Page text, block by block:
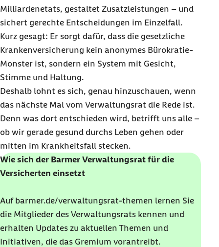
Milliardenetats, gestaltet Zusatzleistungen – und
sichert gerechte Entscheidungen im Einzelfall.
Kurz gesagt: Er sorgt dafür, dass die gesetzliche
Krankenversicherung kein anonymes Bürokratie-
Monster ist, sondern ein System mit Gesicht,
Stimme und Haltung.
Deshalb lohnt es sich, genau hinzuschauen, wenn
das nächste Mal vom Verwaltungsrat die Rede ist.
Denn was dort entschieden wird, betrifft uns alle –
ob wir gerade gesund durchs Leben gehen oder
mitten im Krankheitsfall stecken.
Wie sich der Barmer Verwaltungsrat für die
Versicherten einsetzt
Auf barmer.de/verwaltungsrat-themen lernen Sie
die Mitglieder des Verwaltungsrats kennen und
erhalten Updates zu aktuellen Themen und
Initiativen, die das Gremium vorantreibt.